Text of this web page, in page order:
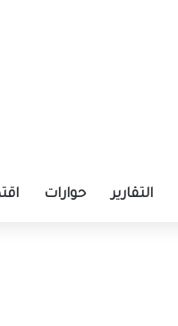
التقارير حوارات